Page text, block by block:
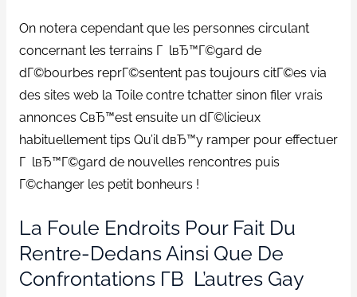
On notera cependant que les personnes circulant
concernant les terrains Г lвЂ™Г©gard de
dГ©bourbes reprГ©sentent pas toujours citГ©es via
des sites web la Toile contre tchatter sinon filer vrais
annonces CвЂ™est ensuite un dГ©licieux
habituellement tips Qu’il dвЂ™y ramper pour effectuer
Г lвЂ™Г©gard de nouvelles rencontres puis
Г©changer les petit bonheurs !
La Foule Endroits Pour Fait Du
Rentre-Dedans Ainsi Que De
Confrontations Г­В L’autres Gay